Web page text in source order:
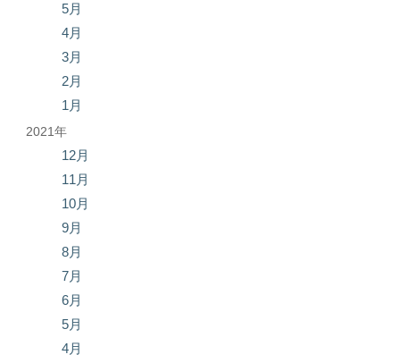
5月
4月
3月
2月
1月
2021年
12月
11月
10月
9月
8月
7月
6月
5月
4月